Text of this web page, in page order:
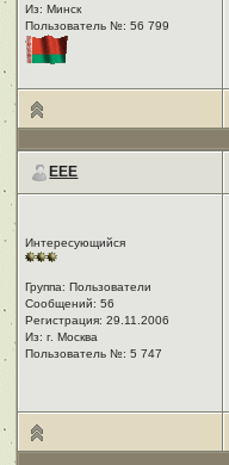
Из: Минск
Пользователь №: 56 799
EEE
Интересующийся
Группа: Пользователи
Сообщений: 56
Регистрация: 29.11.2006
Из: г. Москва
Пользователь №: 5 747